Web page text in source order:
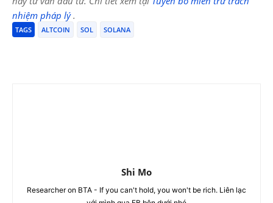
nhiệm pháp lý.
TAGS ALTCOIN SOL SOLANA
Shi Mo
Researcher on BTA - If you can't hold, you won't be rich. Liên lạc